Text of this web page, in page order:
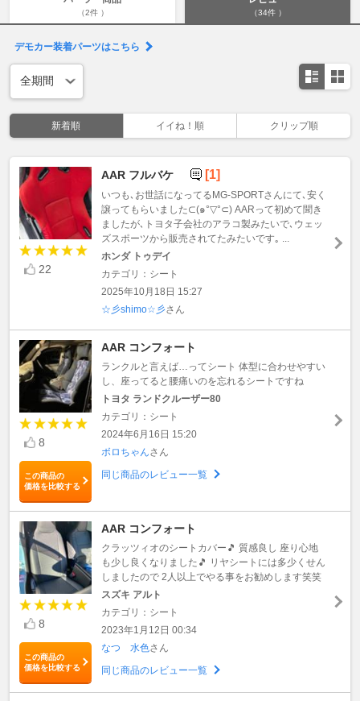
（2件 ） （34件 ）
デモカー装着パーツはこちら
新着順 イイね！順 クリップ順
22
AAR フルバケ [1]
いつも､お世話になってるMG-SPORTさんにて､安く
譲ってもらいました⊂(๑°▽°⊂) AARって初めて聞き
ましたが､トヨタ子会社のアラコ製みたいで､ウェッ
ズスポーツから販売されてたみたいです｡ ...
ホンダ トゥデイ
カテゴリ：シート
2025年10月18日 15:27
☆彡shimo☆彡さん
8
この商品の
価格を比較する
AAR コンフォート
ランクルと言えば…ってシート 体型に合わせやすい
し、座ってると腰痛いのを忘れるシートですね
トヨタ ランドクルーザー80
カテゴリ：シート
2024年6月16日 15:20
ボロちゃんさん
同じ商品のレビュー一覧
8
この商品の
価格を比較する
AAR コンフォート
クラッツィオのシートカバー🎵 質感良し 座り心地
も少し良くなりました🎵 リヤシートには多少くせん
しましたので 2人以上でやる事をお勧めします笑笑
スズキ アルト
カテゴリ：シート
2023年1月12日 00:34
なつ 水色さん
同じ商品のレビュー一覧